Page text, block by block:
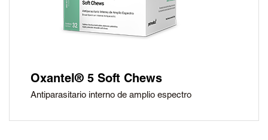
Oxantel® 5 Soft Chews
Antiparasitario interno de amplio espectro